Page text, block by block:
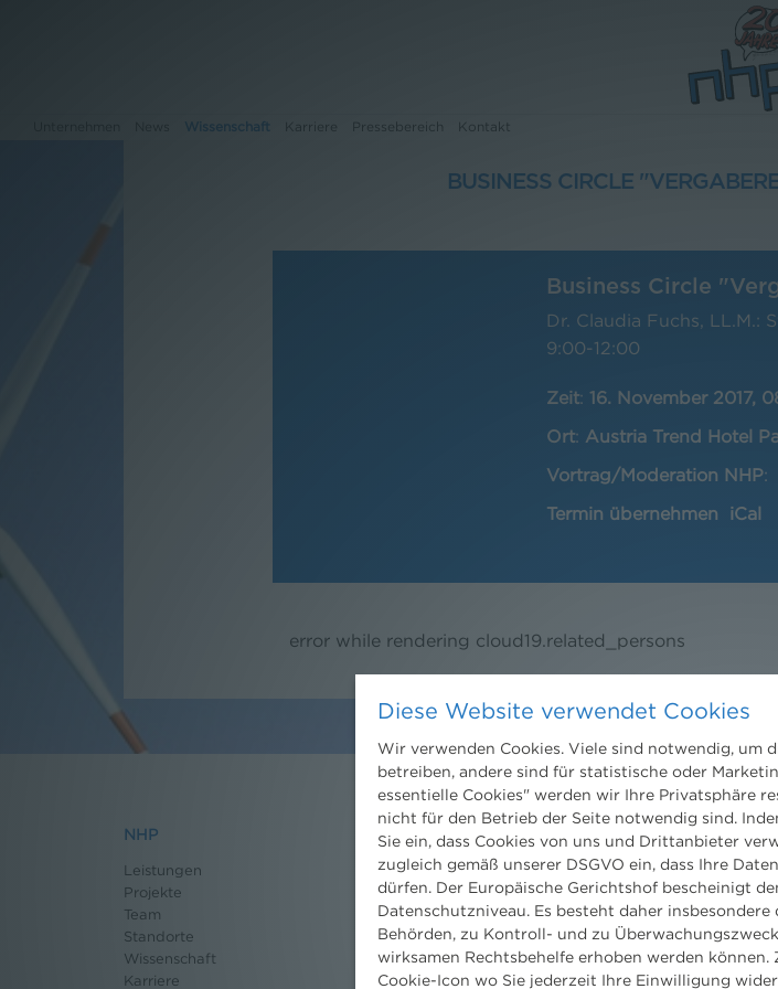
Wissenschaft Karriere Pressebereich Kontakt
BUSINESS CIRCLE
Business Circle
Dr. Claudia Fuchs, LL.M.:
9:00-12:00
Zeit: 16. November 2017,
Ort: Austria Trend Hotel
Vortrag/Moderation NHP:
Termin übernehmen
iCal
error while rendering cloud19.related_persons
NHP
Leistungen
Projekte
Team
Standorte
Wissenschaft
Karriere
Nachrichten
News aktuell
Newsletter
3 Minuten Umweltrecht
Willkommen Umweltrecht
Umweltrechtsblog
Seminare
Kontakt
Wien
Niederhuber &
Rechtsanwälte
Reisnerstraße 53,
T: +43 1 513 21 24-0
F: +43 1 513 21 24-
Diese Website verwendet Cookies
Wir verwenden Cookies. Viele sind notwendig, um
betreiben, andere sind für statistische oder
essentielle Cookies" werden wir Ihre Privatsphäre
nicht für den Betrieb der Seite notwendig sind.
Sie ein, dass Cookies von uns und Drittanbieter
zugleich gemäß unserer DSGVO ein, dass Ihre
dürfen. Der Europäische Gerichtshof bescheinigt
Datenschutzniveau. Es besteht daher insbesondere
Behörden, zu Kontroll- und zu
wirksamen Rechtsbehelfe erhoben werden
Cookie-Icon wo Sie jederzeit Ihre Einwilligung